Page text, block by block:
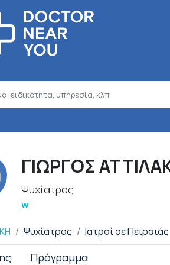
ΓΙΩΡΓΟΣ
Ψυχίατρος
w
Ψυχίατρος Ιατροί σε Πειραιάς
Πρόγραμμα